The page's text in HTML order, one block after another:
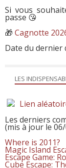
LES
Lien
Les derniers
(mis à jour le
Where is 2011?
Magic Island
Escape Game:
Cube Escape:
Si vous
passe 😘
🎁 Cagnotte
Date du dernier